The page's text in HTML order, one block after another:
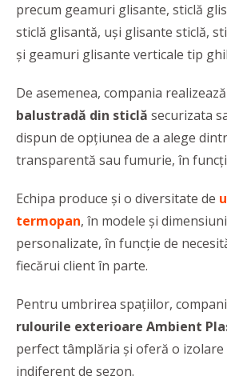
precum geamuri glisante, sticlă
sticlă glisantă, uși glisante sticlă,
și geamuri glisante verticale tip
De asemenea, compania
balustradă din sticlă securizata
dispun de opţiunea de a alege
transparentă sau fumurie, în
Echipa produce şi o diversitate de
termopan, în modele și
personalizate, în funcție de
fiecărui client în parte.
Pentru umbrirea spațiilor,
rulourile exterioare Ambient
perfect tâmplăria și oferă o izolare
indiferent de sezon.